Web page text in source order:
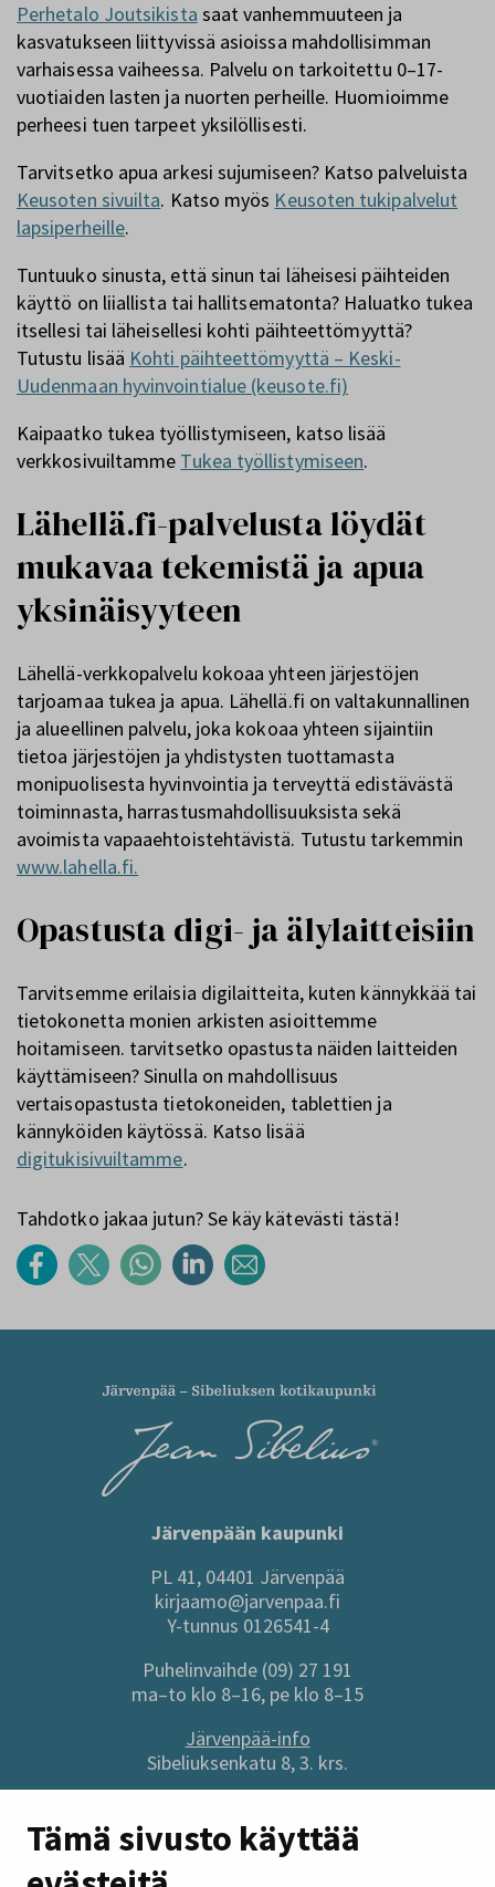
Tämä sivusto käyttää
Perhetalo Joutsikista saat vanhemmuuteen ja
kasvatukseen liittyvissä asioissa mahdollisimman
varhaisessa vaiheessa. Palvelu on tarkoitettu 0–17-
vuotiaiden lasten ja nuorten perheille. Huomioimme
perheesi tuen tarpeet yksilöllisesti.
Tarvitsetko apua arkesi sujumiseen? Katso palveluista
Keusoten sivuilta. Katso myös Keusoten tukipalvelut
lapsiperheille.
Tuntuuko sinusta, että sinun tai läheisesi päihteiden
käyttö on liiallista tai hallitsematonta? Haluatko tukea
itsellesi tai läheisellesi kohti päihteettömyyttä?
Tutustu lisää Kohti päihteettömyyttä – Keski-
Uudenmaan hyvinvointialue (keusote.fi)
Kaipaatko tukea työllistymiseen, katso lisää
verkkosivuiltamme Tukea työllistymiseen.
Lähellä.fi-palvelusta löydät
mukavaa tekemistä ja apua
yksinäisyyteen
Lähellä-verkkopalvelu kokoaa yhteen järjestöjen
tarjoamaa tukea ja apua. Lähellä.fi on valtakunnallinen
ja alueellinen palvelu, joka kokoaa yhteen sijaintiin
tietoa järjestöjen ja yhdistysten tuottamasta
monipuolisesta hyvinvointia ja terveyttä edistävästä
toiminnasta, harrastusmahdollisuuksista sekä
avoimista vapaaehtoistehtävistä. Tutustu tarkemmin
www.lahella.fi.
Opastusta digi- ja älylaitteisiin
Tarvitsemme erilaisia digilaitteita, kuten kännykkää tai
tietokonetta monien arkisten asioittemme
hoitamiseen. tarvitsetko opastusta näiden laitteiden
käyttämiseen? Sinulla on mahdollisuus
vertaisopastusta tietokoneiden, tablettien ja
kännyköiden käytössä. Katso lisää
digitukisivuiltamme.
Tahdotko jakaa jutun? Se käy kätevästi tästä!
Järvenpään kaupunki
PL 41, 04401 Järvenpää
kirjaamo@jarvenpaa.fi
Y-tunnus 0126541-4
Puhelinvaihde (09) 27 191
ma–to klo 8–16, pe klo 8–15
Järvenpää-info
Sibeliuksenkatu 8, 3. krs.
Sivuston pikalinkit
Anna palautetta